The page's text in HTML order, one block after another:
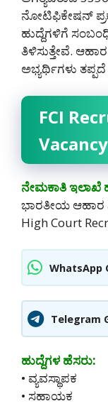
ನೋಟಿಫಿಕೇಷನ್
ಹುದ್ದೆಗಳಿಗೆ
ತಿಳಿಸುತ್ತೇವೆ.
ಅಭ್ಯರ್ಥಿಗಳು
FCI
ನೇಮಕಾತಿ ಇಲಾಖೆ
ಭಾರತೀಯ ಆಹಾರ
High Court
WhatsApp
Telegram
ಹುದ್ದೆಗಳ ಹೆಸರು:
• ವ್ಯವಸ್ಥಾಪಕ
• ಸಹಾಯಕ